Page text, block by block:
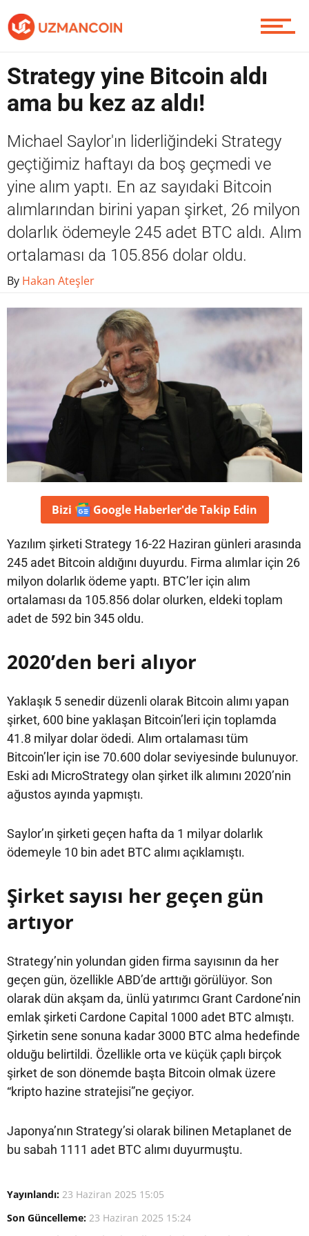
Piyasa
Soru Sor
Contact / İletişim
Strategy yine Bitcoin aldı
ama bu kez az aldı!
Michael Saylor'ın liderliğindeki Strategy
geçtiğimiz haftayı da boş geçmedi ve
yine alım yaptı. En az sayıdaki Bitcoin
alımlarından birini yapan şirket, 26 milyon
dolarlık ödemeyle 245 adet BTC aldı. Alım
ortalaması da 105.856 dolar oldu.
By Hakan Ateşler
Bizi Google Haberler'deTakip Edin
Yazılım şirketi Strategy 16-22 Haziran günleri arasında
245 adet Bitcoin aldığını duyurdu. Firma alımlar için 26
milyon dolarlık ödeme yaptı. BTC’ler için alım
ortalaması da 105.856 dolar olurken, eldeki toplam
adet de 592 bin 345 oldu.
2020’den beri alıyor
Yaklaşık 5 senedir düzenli olarak Bitcoin alımı yapan
şirket, 600 bine yaklaşan Bitcoin’leri için toplamda
41.8 milyar dolar ödedi. Alım ortalaması tüm
Bitcoin’ler için ise 70.600 dolar seviyesinde bulunuyor.
Eski adı MicroStrategy olan şirket ilk alımını 2020’nin
ağustos ayında yapmıştı.
Saylor’ın şirketi geçen hafta da 1 milyar dolarlık
ödemeyle 10 bin adet BTC alımı açıklamıştı.
Şirket sayısı her geçen gün
artıyor
Strategy’nin yolundan giden firma sayısının da her
geçen gün, özellikle ABD’de arttığı görülüyor. Son
olarak dün akşam da, ünlü yatırımcı Grant Cardone’nin
emlak şirketi Cardone Capital 1000 adet BTC almıştı.
Şirketin sene sonuna kadar 3000 BTC alma hedefinde
olduğu belirtildi. Özellikle orta ve küçük çaplı birçok
şirket de son dönemde başta Bitcoin olmak üzere
“kripto hazine stratejisi”ne geçiyor.
Japonya’nın Strategy’si olarak bilinen Metaplanet de
bu sabah 1111 adet BTC alımı duyurmuştu.
Yayınlandı: 23 Haziran 2025 15:05
Son Güncelleme: 23 Haziran 2025 15:24